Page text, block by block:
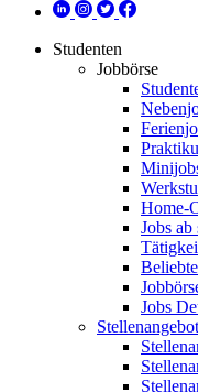
Studenten
Jobbörse
Home-
Jobs ab
Jobs